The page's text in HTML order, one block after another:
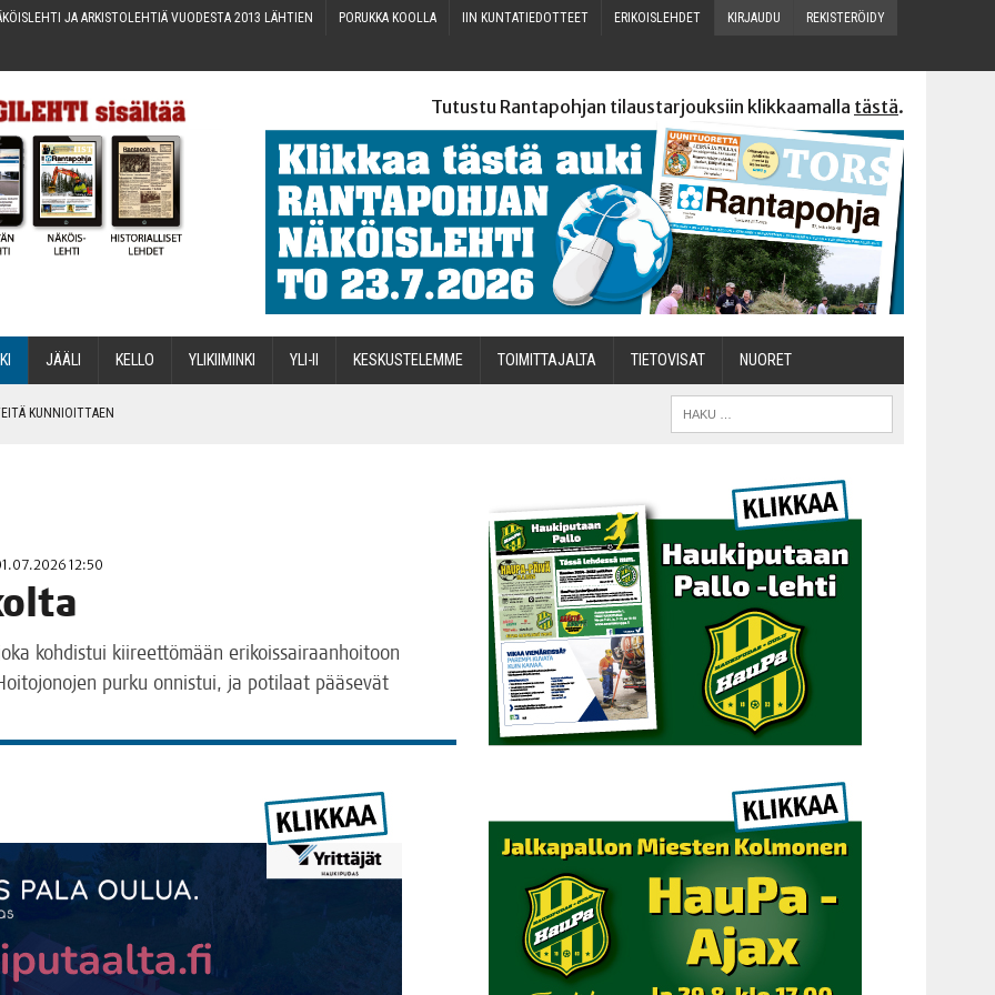
JA ARKIS­TO­LEH­TIÄ VUO­DES­TA 2013 LÄHTIEN PORUK­KA KOOLLA IIN KUN­TA­TIE­DOT­TEET ERI­KOIS­LEH­DET KIR­JAU­DU REKIS­TE­RÖI­DY
Tutustu Rantapohjan tilaustarjouksiin klikkaamalla tästä.
JÄÄ­LI KEL­LO YLI­KII­MIN­KI YLI-II KES­KUS­TE­LEM­ME TOI­MIT­TA­JAL­TA TIETOVISAT NUO­RET
KUNNIOITTAEN
12:50
koh­dis­tui kii­reet­tö­mään eri­kois­sai­raan­hoi­toon
pur­ku onnis­tui, ja poti­laat pää­se­vät